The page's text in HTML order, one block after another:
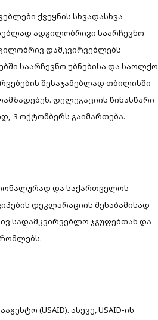
ქვეყნის სხვადასხვა
ადგილობრივი საარჩევნო
დამკვირვებლებს
საარჩევნო უბნებისა და საოლქო
შესაჯამებლად თბილისში
დელეგაციის წინასწარი
3 ოქტომბერს გაიმართება.
და საქართველოს
დეკლარაციის შესაბამისად
სადამკვირვებლო ჯგუფებთან და
(USAID). ასევე, USAID-ის